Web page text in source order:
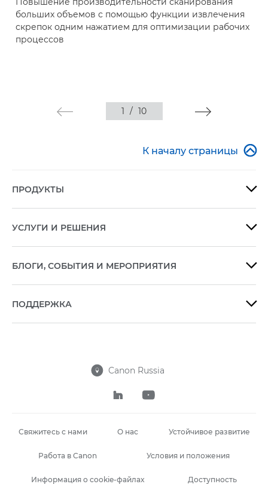
больших объемов с помощью функции извлечения
скрепок одним нажатием для оптимизации рабочих
процессов
1 / 10
К началу страницы 
ПРОДУКТЫ 
УСЛУГИ И РЕШЕНИЯ 
БЛОГИ, СОБЫТИЯ И МЕРОПРИЯТИЯ 
ПОДДЕРЖКА 
 Canon Russia
 
Свяжитесь с нами О нас Устойчивое развитие
Работа в Canon Условия и положения
Информация о cookie-файлах Доступность